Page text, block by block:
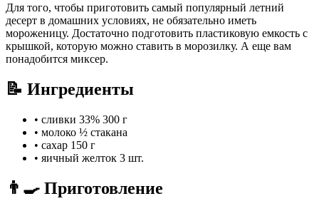
Для того, чтобы приготовить самый популярный летний
десерт в домашних условиях, не обязательно иметь
мороженицу. Достаточно подготовить пластиковую емкость с
крышкой, которую можно ставить в морозилку. А еще вам
понадобится миксер.
📝 Ингредиенты
• сливки 33% 300 г
• молоко ½ стакана
• сахар 150 г
• яичный желток 3 шт.
👨‍🍳 Приготовление